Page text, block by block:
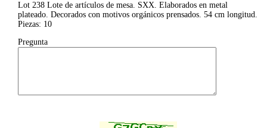
Lot 238 Lote de artículos de mesa. SXX. Elaborados en metal
plateado. Decorados con motivos orgánicos prensados. 54 cm longitud.
Piezas: 10
Pregunta